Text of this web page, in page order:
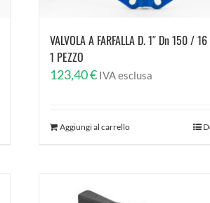
VALVOLA A FARFALLA D. 1″ Dn 150 / 16
1 PEZZO
123,40€ IVA esclusa
Aggiungi al carrello